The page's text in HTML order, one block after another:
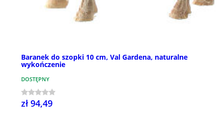
Baranek do szopki 10 cm, Val Gardena, naturalne
wykończenie
DOSTĘPNY
zł 94,49